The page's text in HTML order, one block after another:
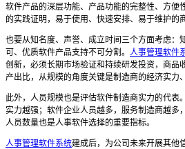
软件产品的深层功能、产品功能的完整性、方便
的实践证明，易于使用、快速安排、易于维护的
也要从知名度、声誉、成立时间三个方面考虑：
可、优质软件产品支持不可分割。 人事管理软件
创新，必须长期市场验证和持续研发投资，商品
产出比，从规模的角度关键是制造商的经济实力
此外，人员规模也是评估软件制造商实力的代表
实力越强；软件企业人员越多，服务制造商越多
人员数量也是人事软件选择的重要指标。
人事管理软件系统建成后，为公司未来开展其他